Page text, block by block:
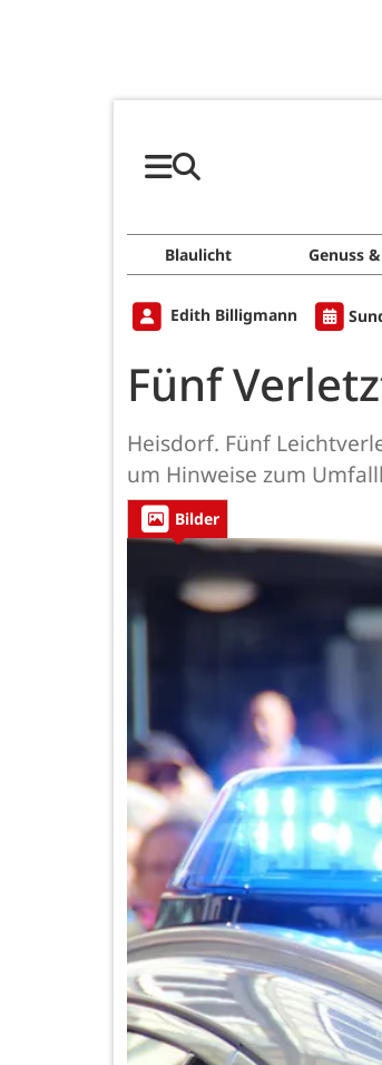
Blaulicht Genuss
Edith Billigmann
Fünf
Heisdorf. Fünf
um Hinweise zum
Bilder